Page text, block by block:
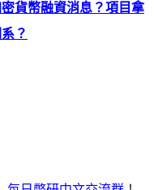
貨幣融資消息？項目拿
？